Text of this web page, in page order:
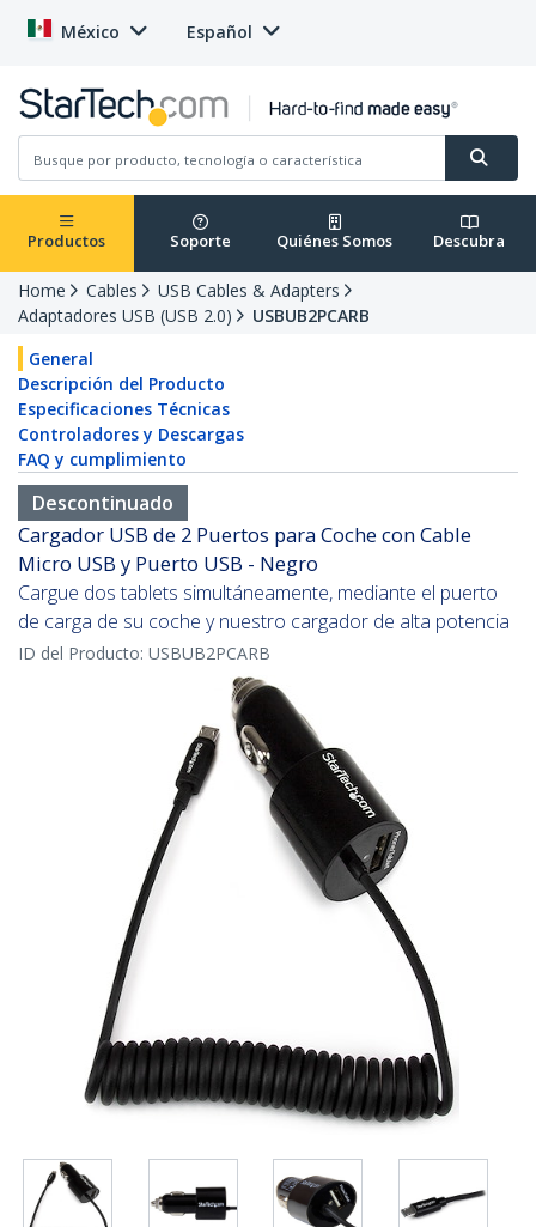
México Español
Productos Soporte Quiénes Somos Descubra
Home Cables
USB Cables & Adapters
Adaptadores USB (USB 2.0)
USBUB2PCARB
General
Descripción del Producto
Especificaciones Técnicas
Controladores y Descargas
FAQ y cumplimiento
Descontinuado
Cargador USB de 2 Puertos para Coche con Cable
Micro USB y Puerto USB - Negro
Cargue dos tablets simultáneamente, mediante el puerto
de carga de su coche y nuestro cargador de alta potencia
ID del Producto: USBUB2PCARB